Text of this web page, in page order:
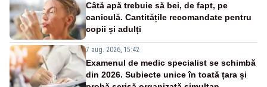
Câtă apă trebuie să bei, de fapt, pe
caniculă. Cantitățile recomandate pentru
copii și adulți
7 aug. 2026, 15:42
Examenul de medic specialist se schimbă
din 2026. Subiecte unice în toată țara și